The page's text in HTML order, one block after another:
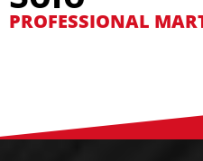
PROFESSIONAL